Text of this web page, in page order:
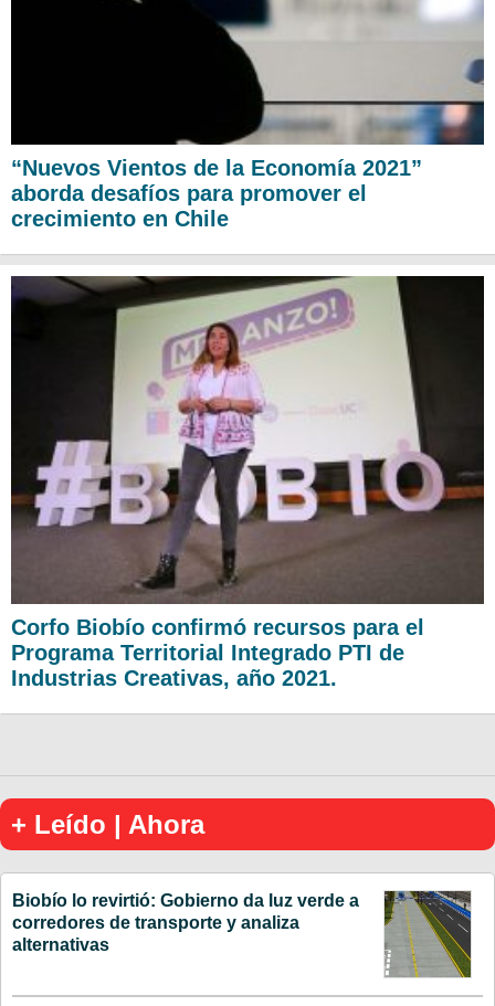
“Nuevos Vientos de la Economía 2021”
aborda desafíos para promover el
crecimiento en Chile
Corfo Biobío confirmó recursos para el
Programa Territorial Integrado PTI de
Industrias Creativas, año 2021.
+ Leído | Ahora
Biobío lo revirtió: Gobierno da luz verde a
corredores de transporte y analiza
alternativas